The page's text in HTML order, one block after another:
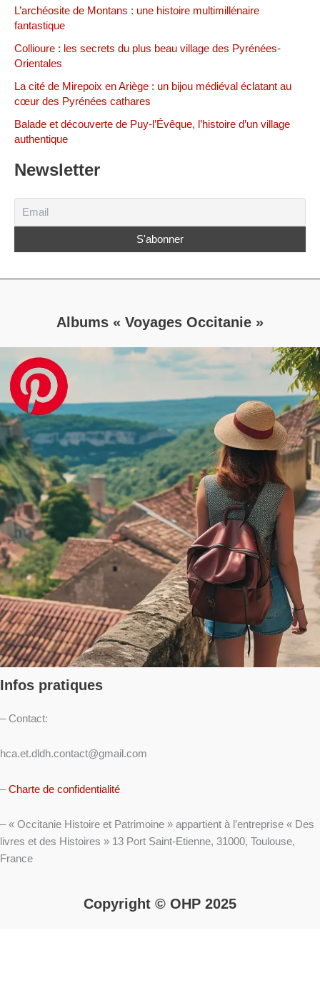
L’archéosite de Montans : une histoire multimillénaire
fantastique
Collioure : les secrets du plus beau village des Pyrénées-
Orientales
La cité de Mirepoix en Ariège : un bijou médiéval éclatant au
cœur des Pyrénées cathares
Balade et découverte de Puy-l’Évêque, l’histoire d’un village
authentique
Newsletter
Albums « Voyages Occitanie »
Infos pratiques
– Contact:
hca.et.dldh.contact@gmail.com
–Charte de confidentialité
– « Occitanie Histoire et Patrimoine » appartient à l’entreprise « Des
livres et des Histoires » 13 Port Saint-Etienne, 31000, Toulouse,
France
Copyright © OHP 2025